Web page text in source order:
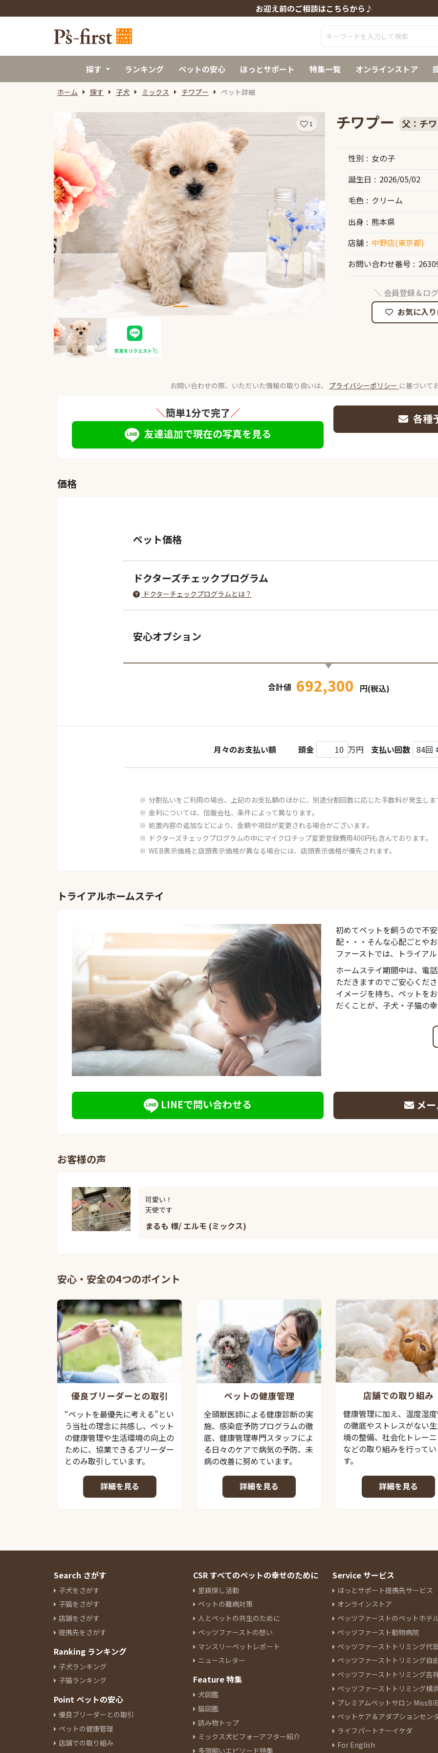
お迎え前のご相談はこちらから♪
探す ランキング ペットの安心 ほっとサポート 特集一覧 オンラインストア
ホーム 探す 子犬 ミックス チワプー ペット詳細
1 チワプー 父：チ
性別
女の子
誕生日
2026/05/02
毛色
クリーム
出身
熊本県
店舗
中野店(東京都)
お問い合わせ番号
＼ 会員登録＆ロ
お気に入
お問い合わせの際、いただいた情報の取り扱いは、 プライバシーポリシー に基づいて
＼簡単1分で完了／
友達追加で現在の写真を見る
各種
価格
ペット価格
ドクターズチェックプログラム
ドクターチェックプログラムとは？
安心オプション
合計値 692,300 円(税込)
月々のお支払い額 頭金 万円 支払い回数
分割払いをご利用の場合、上記のお支払額のほかに、別途分割回数に応じた手数料が発生しま
金利については、信販会社、条件によって異なります。
処置内容の追加などにより、金額や項目が変更される場合がございます。
ドクターズチェックプログラムの中にマイクロチップ変更登録費用400円も含んでおります。
WEB表示価格と店頭表示価格が異なる場合には、店頭表示価格が優先されます。
トライアルホームステイ
初めてペットを飼うので不
配・・・そんな心配ごとや
ファーストでは、トライア
ホームステイ期間中は、電
ただきますのでご安心くだ
イメージを持ち、ペットを
だくことが、子犬・子猫の
LINEで問い合わせる メ
お客様の声
可愛い！
天使です
まるも 様/ エルモ (ミックス)
安心・安全の4つのポイント
優良ブリーダーとの取引
“ペットを最優先に考える”とい
う当社の理念に共感し、ペット
の健康管理や生活環境の向上の
ために、協業できるブリーダー
とのみ取引しています。
詳細を見る
ペットの健康管理
全頭獣医師による健康診断の実
施、感染症予防プログラムの徹
底、健康管理専門スタッフによ
る日々のケアで病気の予防、未
病の改善に努めています。
詳細を見る
店舗での取り組み
健康管理に加え、温度湿
の徹底やストレスがない
境の整備、社会化トレー
などの取り組みを行って
す。
詳細を見る
Search さがす
子犬をさがす
子猫をさがす
店舗をさがす
提携先をさがす
Ranking ランキング
子犬ランキング
子猫ランキング
Point ペットの安心
優良ブリーダーとの取引
ペットの健康管理
店舗での取り組み
CSR すべてのペットの幸せのために
里親探し活動
ペットの難病対策
人とペットの共生のために
ペッツファーストの想い
マンスリーペットレポート
ニュースレター
Feature 特集
犬図鑑
猫図鑑
読み物トップ
ミックス犬ビフォーアフター紹介
多頭飼いエピソード特集
Service サービス
ほっとサポート提携先サービス
オンラインストア
ペッツファーストのペットホテ
ペッツファースト動物病院
ペッツファーストトリミング代
ペッツファーストトリミング自
ペッツファーストトリミング吉
ペッツファーストトリミング横
プレミアムペットサロン
ペットケア＆アダプションセン
ライフパートナーイケダ
For English